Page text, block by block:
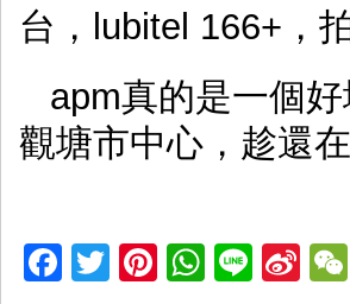
台，lubitel 166+，
apm真的是一個
觀塘市中心，趁還
Facebook
TwitterPinterestLine